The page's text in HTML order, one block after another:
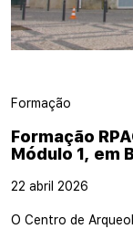
Formação
Formação
Módulo 1, em
22 abril 2026
O Centro de